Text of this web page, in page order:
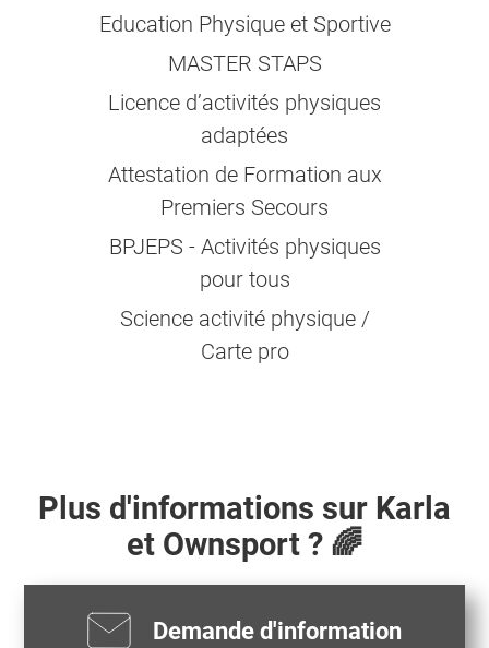
Education Physique et Sportive
MASTER STAPS
Licence d’activités physiques
adaptées
Attestation de Formation aux
Premiers Secours
BPJEPS - Activités physiques
pour tous
Science activité physique /
Carte pro
Plus d'informations sur Karla
et Ownsport ? 🌈
Demande d'information